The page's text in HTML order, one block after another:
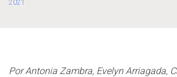
2021
Por Antonia Zambra, Evelyn Arriagada,